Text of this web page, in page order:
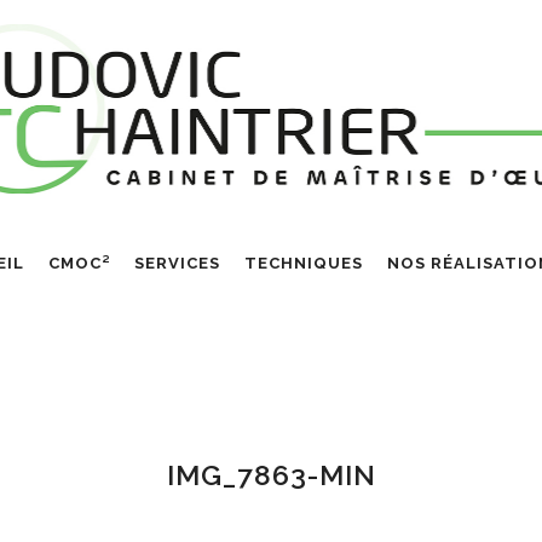
CMOC² SERVICES TECHNIQUES NOS
IMG_7863-MIN